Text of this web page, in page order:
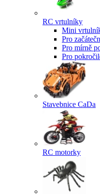
RC vrtulníky
Mini
Pro
Pro mírně
Pro
Stavebnice CaDa
RC motorky